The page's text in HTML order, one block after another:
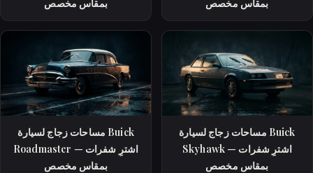
بمقاس مخصص
بمقاس مخصص
مساحات زجاج لسيارة Buick
Roadmaster — اشترِ شفرات
بمقاس مخصص
مساحات زجاج لسيارة Buick
Skyhawk — اشترِ شفرات
بمقاس مخصص